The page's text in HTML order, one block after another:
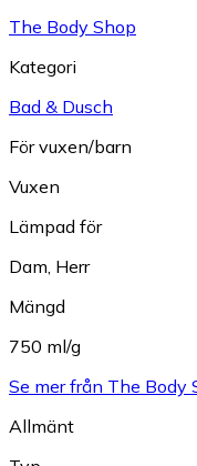
The Body Shop
Kategori
Bad & Dusch
För vuxen/barn
Vuxen
Lämpad för
Dam, Herr
Mängd
750 ml/g
Se mer från The Body
Allmänt